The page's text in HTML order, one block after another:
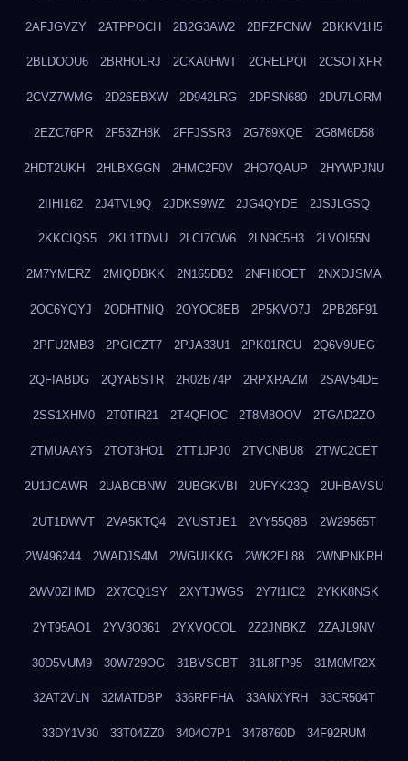
2AFJGVZY 2ATPPOCH 2B2G3AW2 2BFZFCNW 2BKKV1H5
2BLDOOU6 2BRHOLRJ 2CKA0HWT 2CRELPQI 2CSOTXFR
2CVZ7WMG 2D26EBXW 2D942LRG 2DPSN680 2DU7LORM
2EZC76PR 2F53ZH8K 2FFJSSR3 2G789XQE 2G8M6D58
2HDT2UKH 2HLBXGGN 2HMC2F0V 2HO7QAUP 2HYWPJNU
2IIHI162 2J4TVL9Q 2JDKS9WZ 2JG4QYDE 2JSJLGSQ
2KKCIQS5 2KL1TDVU 2LCI7CW6 2LN9C5H3 2LVOI55N
2M7YMERZ 2MIQDBKK 2N165DB2 2NFH8OET 2NXDJSMA
2OC6YQYJ 2ODHTNIQ 2OYOC8EB 2P5KVO7J 2PB26F91
2PFU2MB3 2PGICZT7 2PJA33U1 2PK01RCU 2Q6V9UEG
2QFIABDG 2QYABSTR 2R02B74P 2RPXRAZM 2SAV54DE
2SS1XHM0 2T0TIR21 2T4QFIOC 2T8M8OOV 2TGAD2ZO
2TMUAAY5 2TOT3HO1 2TT1JPJ0 2TVCNBU8 2TWC2CET
2U1JCAWR 2UABCBNW 2UBGKVBI 2UFYK23Q 2UHBAVSU
2UT1DWVT 2VA5KTQ4 2VUSTJE1 2VY55Q8B 2W29565T
2W496244 2WADJS4M 2WGUIKKG 2WK2EL88 2WNPNKRH
2WV0ZHMD 2X7CQ1SY 2XYTJWGS 2Y7I1IC2 2YKK8NSK
2YT95AO1 2YV3O361 2YXVOCOL 2Z2JNBKZ 2ZAJL9NV
30D5VUM9 30W729OG 31BVSCBT 31L8FP95 31M0MR2X
32AT2VLN 32MATDBP 336RPFHA 33ANXYRH 33CR504T
33DY1V30 33T04ZZ0 3404O7P1 3478760D 34F92RUM